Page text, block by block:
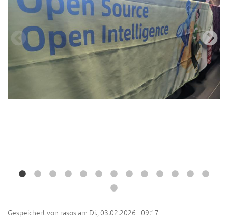
Gespeichert von rasosam Di., 03.02.2026 - 09:17